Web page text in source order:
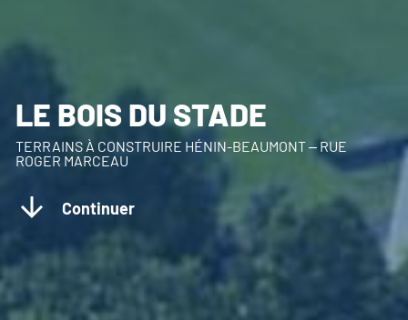
LE BOIS DU STADE
TERRAINS À CONSTRUIRE HÉNIN-BEAUMONT – RUE
ROGER MARCEAU
Continuer